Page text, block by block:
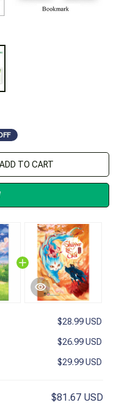
ADD TO CART
$28.99 USD
$26.99 USD
$29.99 USD
$81.67 USD